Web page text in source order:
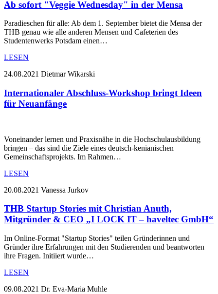
Ab sofort "Veggie Wednesday" in der Mensa
Paradieschen für alle: Ab dem 1. September bietet die Mensa der
THB genau wie alle anderen Mensen und Cafeterien des
Studentenwerks Potsdam einen…
LESEN
24.08.2021 Dietmar Wikarski
Internationaler Abschluss-Workshop bringt Ideen
für Neuanfänge
Voneinander lernen und Praxisnähe in die Hochschulausbildung
bringen – das sind die Ziele eines deutsch-kenianischen
Gemeinschaftsprojekts. Im Rahmen…
LESEN
20.08.2021 Vanessa Jurkov
THB Startup Stories mit Christian Anuth,
Mitgründer & CEO „I LOCK IT – haveltec GmbH“
Im Online-Format "Startup Stories" teilen Gründerinnen und
Gründer ihre Erfahrungen mit den Studierenden und beantworten
ihre Fragen. Initiiert wurde…
LESEN
09.08.2021 Dr. Eva-Maria Muhle